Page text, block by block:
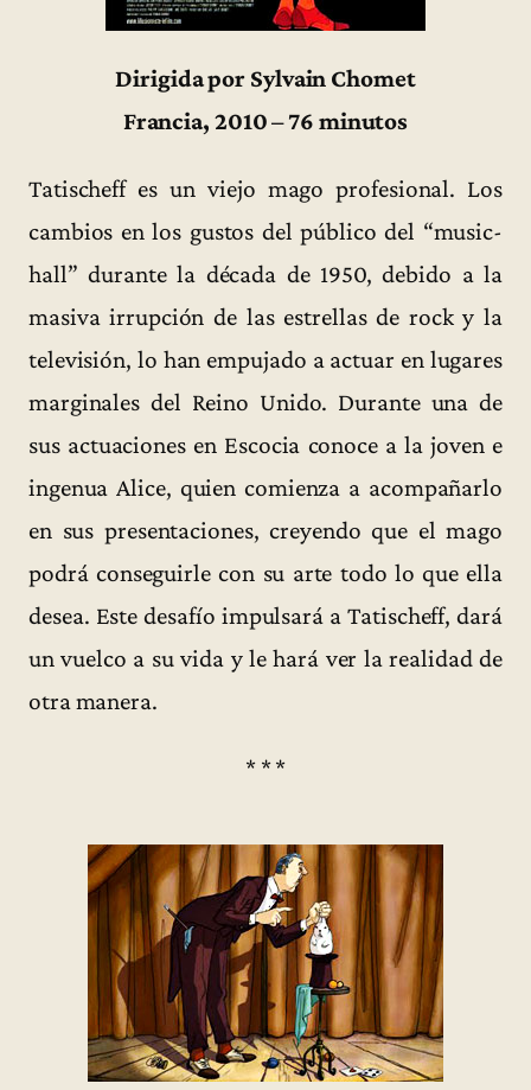
Dirigida por Sylvain Chomet
Francia, 2010 – 76 minutos
Tatischeff es un viejo mago profesional. Los
cambios en los gustos del público del “music-
hall” durante la década de 1950, debido a la
masiva irrupción de las estrellas de rock y la
televisión, lo han empujado a actuar en lugares
marginales del Reino Unido. Durante una de
sus actuaciones en Escocia conoce a la joven e
ingenua Alice, quien comienza a acompañarlo
en sus presentaciones, creyendo que el mago
podrá conseguirle con su arte todo lo que ella
desea. Este desafío impulsará a Tatischeff, dará
un vuelco a su vida y le hará ver la realidad de
otra manera.
* * *